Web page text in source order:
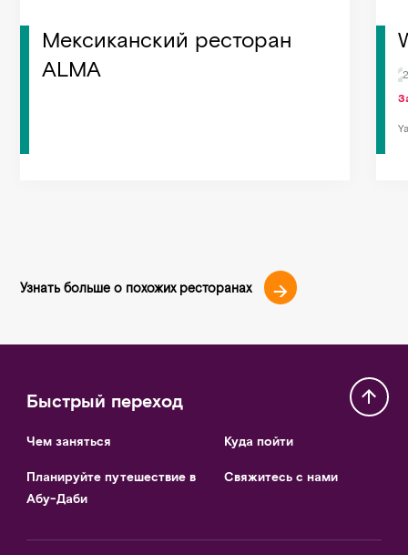
Мексиканский ресторан
ALMA
Узнать больше о похожих ресторанах
Быстрый переход
Чем заняться
Планируйте путешествие в
Абу-Даби
Куда пойти
Свяжитесь с нами